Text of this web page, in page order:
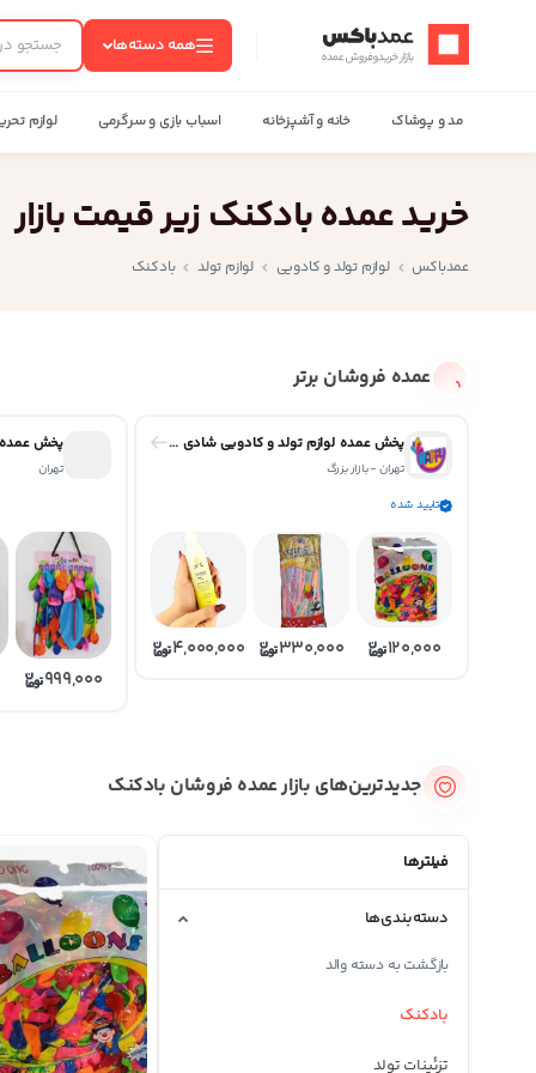
عمدباکس — بازگشت به صفحه اصلی همه دسته‌ها
مد و پوشاک خانه و آشپزخانه اسباب بازی و سرگرمی لوازم
خرید عمده بادکنک زیر قیمت بازار
عمدباکس لوازم تولد و کادویی لوازم تولد بادکنک
عمده فروشان برتر
پخش عمده لوازم تولد و کادویی شادی بازار
تهران - بازار بزرگ
تایید شده
120,000
330,000
4,000,000
پخش عمده
تهران
999,000
جدیدترین‌های بازار عمده فروشان بادکنک
فیلترها
دسته‌بندی‌ها
بازگشت به دسته والد
بادکنک
تزئینات تولد